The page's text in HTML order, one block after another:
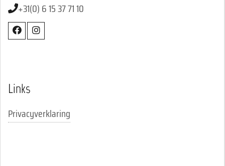
+31(0) 6 15 37 71 10
Links
Privacyverklaring